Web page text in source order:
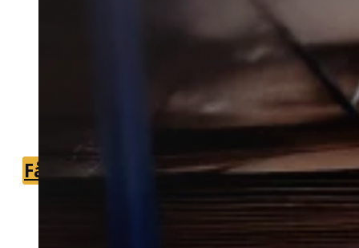
Væggelusbekæmpelse i Gredstedbro
kræver en grundig og rolig indsats for
at få problemet stoppet ordentligt.
Vi forbinder dig med lokale partnere,
du hurtigt kan komme videre med den
Få et tilbud +45 51 90 85 46